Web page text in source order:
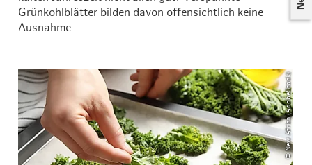
Grünkohlblätter bilden davon offensichtlich keine
Ausnahme.
© New Africa (AdobeStock)